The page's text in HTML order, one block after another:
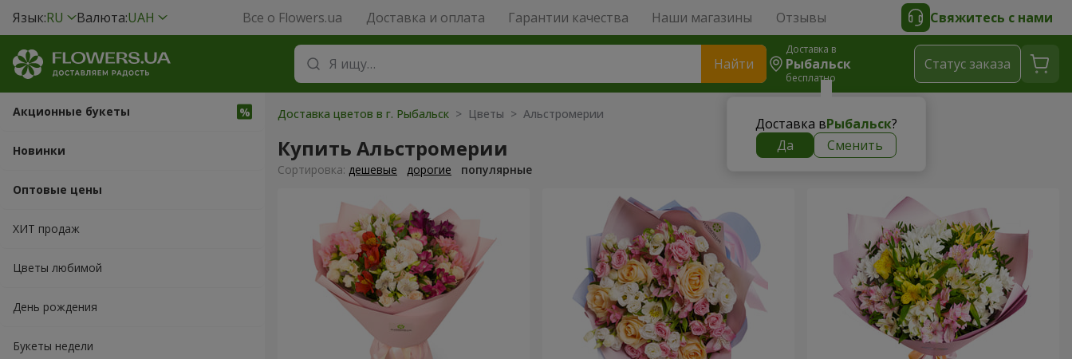
Язык:RU Валюта:UAH Все о Flowers.ua Доставка и оплата Гарантии качества Наши магазины Отзывы Свяжитесь с нами
Найти
Доставка в
Рыбальск
бесплатно
Доставка вРыбальск?
Да
Сменить
Cтатус заказа
Акционные букеты
Новинки
Оптовые цены
ХИТ продаж
Цветы любимой
День рождения
Букеты недели
Доставка цветов в г. Рыбальск > Цветы > Альстромерии
Купить Альстромерии
Cортировка: дешевые дорогие популярные